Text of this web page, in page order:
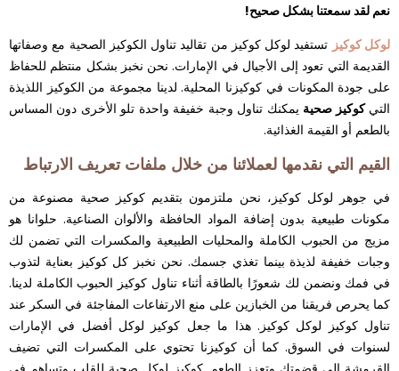
نعم لقد سمعتنا بشكل صحيح!
لوكل كوكيز تستفيد لوكل كوكيز من تقاليد تناول الكوكيز الصحية مع وصفاتها
القديمة التي تعود إلى الأجيال في الإمارات. نحن نخبز بشكل منتظم للحفاظ
على جودة المكونات في كوكيزنا المحلية. لدينا مجموعة من الكوكيز اللذيذة
التيكوكيز صحية يمكنك تناول وجبة خفيفة واحدة تلو الأخرى دون المساس
بالطعم أو القيمة الغذائية.
القيم التي نقدمها لعملائنا من خلال ملفات تعريف الارتباط
في جوهر لوكل كوكيز، نحن ملتزمون بتقديم كوكيز صحية مصنوعة من
مكونات طبيعية بدون إضافة المواد الحافظة والألوان الصناعية. حلوانا هو
مزيج من الحبوب الكاملة والمحليات الطبيعية والمكسرات التي تضمن لك
وجبات خفيفة لذيذة بينما تغذي جسمك. نحن نخبز كل كوكيز بعناية لتذوب
في فمك ونضمن لك شعورًا بالطاقة أثناء تناول كوكيز الحبوب الكاملة لدينا.
كما يحرص فريقنا من الخبازين على منع الارتفاعات المفاجئة في السكر عند
تناول كوكيز لوكل كوكيز. هذا ما جعل كوكيز لوكل أفضل في الإمارات
لسنوات في السوق. كما أن كوكيزنا تحتوي على المكسرات التي تضيف